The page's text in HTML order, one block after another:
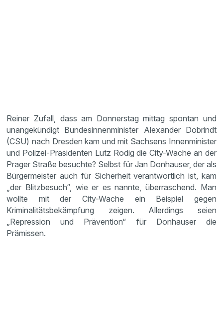
Reiner Zufall, dass am Donnerstag mittag spontan und
unangekündigt Bundesinnenminister Alexander Dobrindt
(CSU) nach Dresden kam und mit Sachsens Innenminister
und Polizei-Präsidenten Lutz Rodig die City-Wache an der
Prager Straße besuchte? Selbst für Jan Donhauser, der als
Bürgermeister auch für Sicherheit verantwortlich ist, kam
„der Blitzbesuch“, wie er es nannte, überraschend. Man
wollte mit der City-Wache ein Beispiel gegen
Kriminalitätsbekämpfung zeigen. Allerdings seien
„Repression und Prävention“ für Donhauser die
Prämissen.